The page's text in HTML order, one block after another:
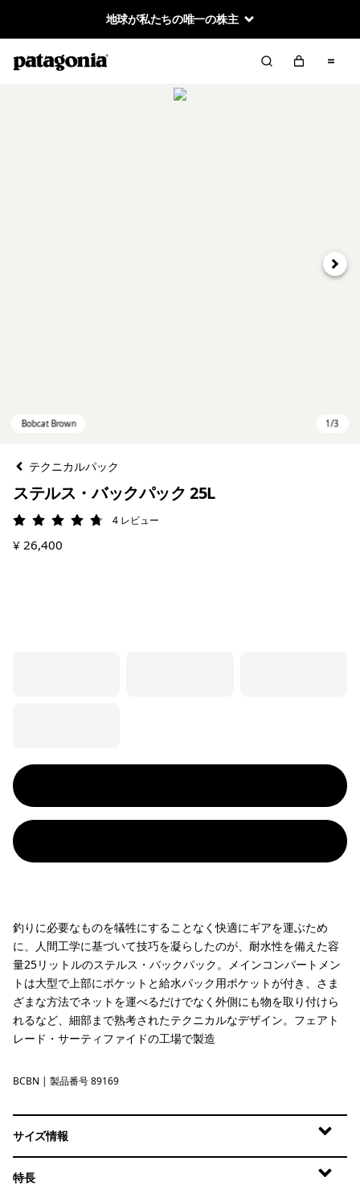
地球が私たちの唯一の株主
次へ
テクニカルパック
ステルス・バックパック 25L
評価: 4.8 / 5
4 レビュー
¥ 26,400
釣りに必要なものを犠牲にすることなく快適にギアを運ぶため
に、人間工学に基づいて技巧を凝らしたのが、耐水性を備えた容
量25リットルのステルス・バックパック。メインコンパートメン
トは大型で上部にポケットと給水パック用ポケットが付き、さま
ざまな方法でネットを運べるだけでなく外側にも物を取り付けら
れるなど、細部まで熟考されたテクニカルなデザイン。フェアト
レード・サーティファイドの工場で製造
Bobcat Brown
BCBN | 製品番号 89169
サイズ情報
特長